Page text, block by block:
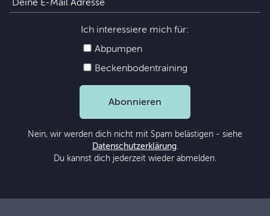
Ich interessiere mich für:
Abpumpen
Beckenbodentraining
Abonnieren
Nein, wir werden dich nicht mit Spam belästigen - siehe
Datenschutzerklärung.
Du kannst dich jederzeit wieder abmelden.